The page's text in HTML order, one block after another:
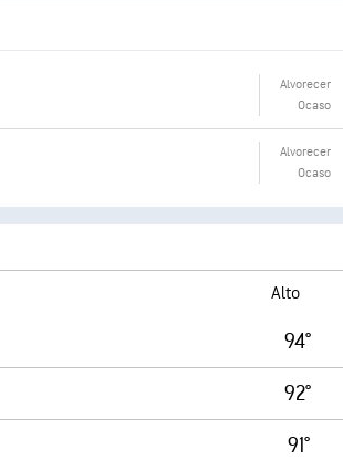
Alvorecer
Ocaso
Alvorecer
Ocaso
Alto
94°
92°
91°